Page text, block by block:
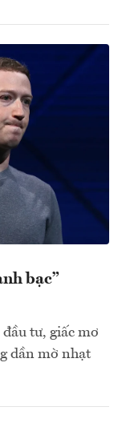
bạc”
tư, giấc mơ
dần mờ nhạt